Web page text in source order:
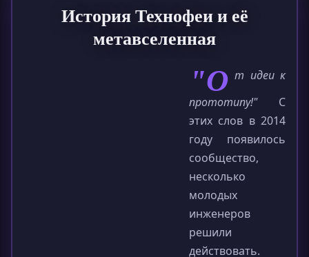
История Технофеи и её
метавселенная
"О т идеи к
прототипу!"С
этих слов в 2014
году появилось
сообщество,
несколько
молодых
инженеров
решили
действовать.